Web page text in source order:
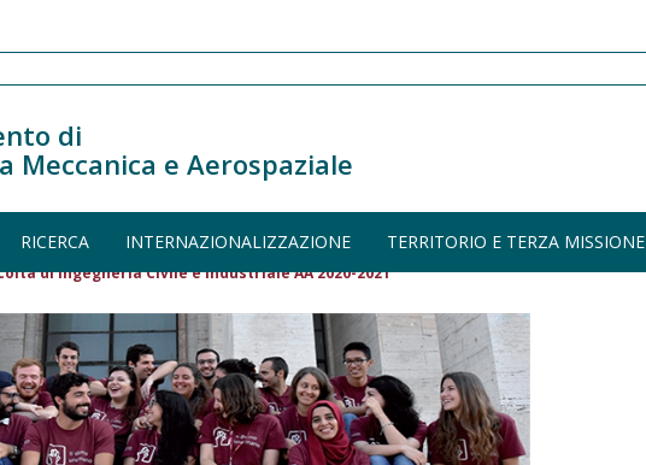
di
Meccanica e Aerospaziale
RICERCA INTERNAZIONALIZZAZIONE TERRITORIO E TERZA MISSIONE
di Ingegneria Civile e Industriale AA 2020-2021